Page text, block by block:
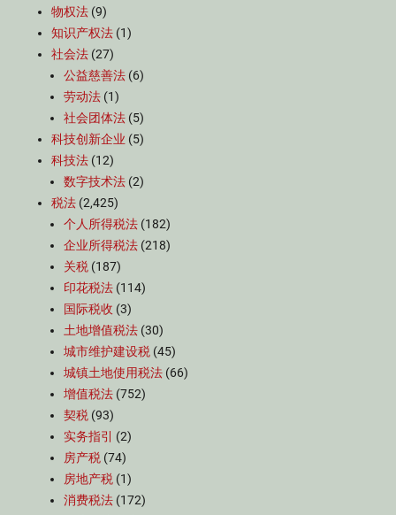
物权法 (9)
知识产权法 (1)
社会法 (27)
公益慈善法 (6)
劳动法 (1)
社会团体法 (5)
科技创新企业 (5)
科技法 (12)
数字技术法 (2)
税法 (2,425)
个人所得税法 (182)
企业所得税法 (218)
关税 (187)
印花税法 (114)
国际税收 (3)
土地增值税法 (30)
城市维护建设税 (45)
城镇土地使用税法 (66)
增值税法 (752)
契税 (93)
实务指引
(2)
房产税 (74)
房地产税 (1)
消费税法 (172)